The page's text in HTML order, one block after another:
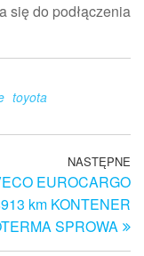
się do podłączenia
toyota
NASTĘPNE
EUROCARGO
km KONTENER
SPROWA